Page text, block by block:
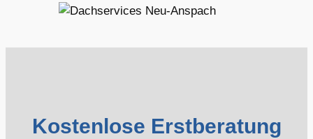
Kostenlose Erstberatung